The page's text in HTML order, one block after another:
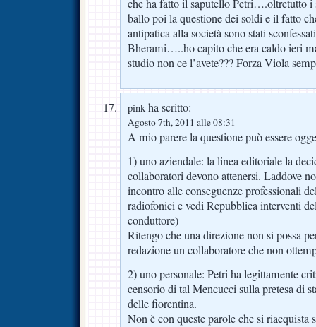
che ha fatto il saputello Petri….oltretutto i
ballo poi la questione dei soldi e il fatto
antipatica alla società sono stati
Bherami…..ho capito che era caldo ieri
studio non ce l’avete??? Forza Viola
pink ha scritto:
Agosto 7th, 2011 alle 08:31
A mio parere la questione può essere
1) uno aziendale: la linea editoriale la
collaboratori devono attenersi. Laddove
incontro alle conseguenze professionali
radiofonici e vedi Repubblica interventi
conduttore)
Ritengo che una direzione non si possa
redazione un collaboratore che non
2) uno personale: Petri ha legittamente
censorio di tal Mencucci sulla pretesa di
delle fiorentina.
Non è con queste parole che si riacquista